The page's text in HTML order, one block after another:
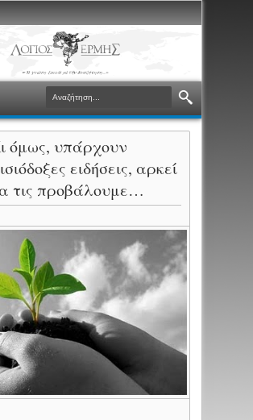
όμως, υπάρχουν
ειδήσεις, αρκεί
τις προβάλουμε…